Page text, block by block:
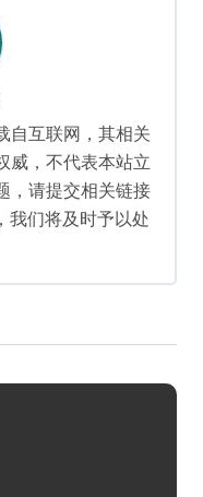
自互联网，其相关
威，不代表本站立
，请提交相关链接
我们将及时予以处